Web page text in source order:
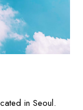
in Seoul.